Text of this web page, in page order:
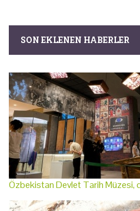
SON EKLENEN HABERLER
Özbekistan Devlet Tarih Müzesi,